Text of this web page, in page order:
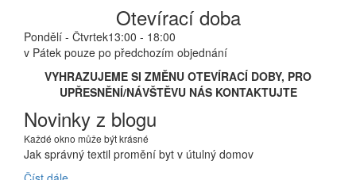
Otevírací doba
Pondělí - Čtvrtek13:00 - 18:00
v Pátek pouze po předchozím objednání
VYHRAZUJEME SI ZMĚNU OTEVÍRACÍ DOBY, PRO
UPŘESNĚNÍ/NÁVŠTĚVU NÁS KONTAKTUJTE
Novinky z blogu
Každé okno může být krásné
Jak správný textil promění byt v útulný domov